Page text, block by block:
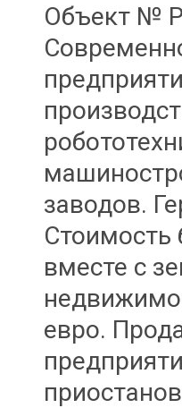
Объект №
заводов.
Стоимость
вместе с
евро.